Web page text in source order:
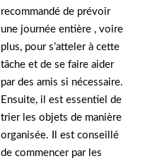
recommandé de prévoir
une journée entière , voire
plus, pour s’atteler à cette
tâche et de se faire aider
par des amis si nécessaire.
Ensuite, il est essentiel de
trier les objets de manière
organisée. Il est conseillé
de commencer par les